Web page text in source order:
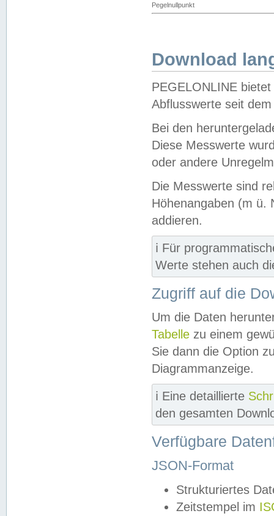
Pegelnullpunkt
Download
PEGELONLINE
Abflusswerte seit
Bei den
Diese Messwerte
oder andere
Die Messwerte sind
Höhenangaben (m ü.
addieren.
ℹ️ Für
Werte stehen auch
Zugriff auf die
Um die Daten
Tabelle zu einem
Sie dann die Option
Diagrammanzeige.
ℹ️ Eine detaillierte
den gesamten
Verfügbare
JSON-Format
Strukturiertes
Zeitstempel im